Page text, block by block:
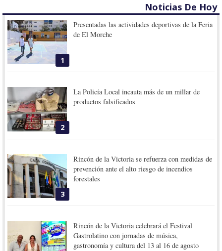
Noticias De Hoy
1
Presentadas las actividades deportivas de la Feria
de El Morche
2
La Policía Local incauta más de un millar de
productos falsificados
3
Rincón de la Victoria se refuerza con medidas de
prevención ante el alto riesgo de incendios
forestales
Rincón de la Victoria celebrará el Festival
Gastrolatino con jornadas de música,
gastronomía y cultura del 13 al 16 de agosto